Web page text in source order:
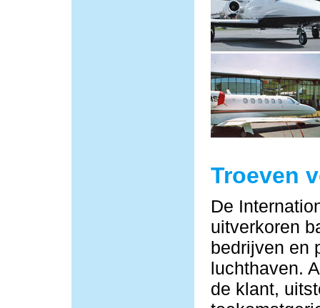
Troeven
De
uitverkoren
bedrijven en
luchthaven.
de klant,